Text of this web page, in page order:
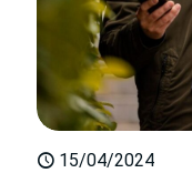
15/04/2024